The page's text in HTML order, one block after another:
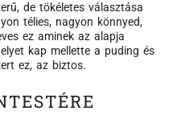
de tökéletes választása
télies, nagyon könnyed,
ez aminek az alapja
kap mellette a puding és
ez, az biztos.